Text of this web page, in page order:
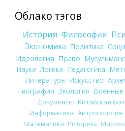
Облако тэгов
История Философия
Экономика Политика
Идеология Право
Наука Логика Педагогика
Литература Искусство
География Экология Военные
Документы Китайская
Информатика Антропология
Математика Риторика